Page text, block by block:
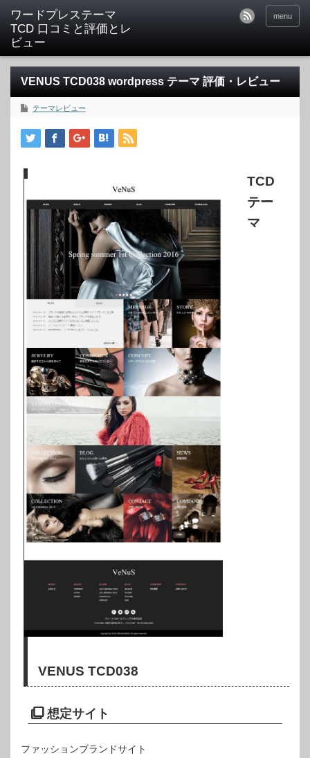
ワードプレステーマ
TCD 口コミと評価とレ
ビュー
menu
VENUS TCD038 wordpress テーマ 評価・レビュー
テーマレビュー
TCD
テー
マ
VENUS TCD038
想定サイト
ファッションブランドサイト